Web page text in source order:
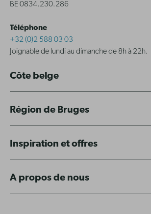
BE 0834.230.286
Téléphone
+32 (0)2 588 03 03
Joignable de lundi au dimanche de 8h à 22h.
Côte belge
Région de Bruges
Inspiration et offres
A propos de nous